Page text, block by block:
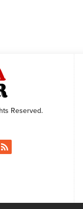
Reserved.